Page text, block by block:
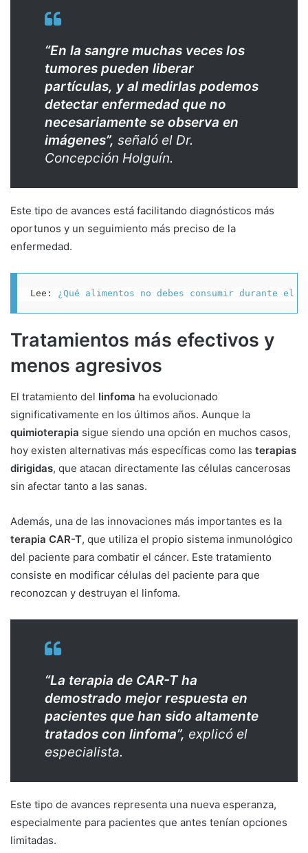
“En la sangre muchas veces los
tumores pueden liberar
partículas, y al medirlas podemos
detectar enfermedad que no
necesariamente se observa en
imágenes”, señaló el Dr.
Concepción Holguín.
Este tipo de avances está facilitando diagnósticos más
oportunos y un seguimiento más preciso de la
enfermedad.
Lee: ¿Qué alimentos no debes consumir durante el
Tratamientos más efectivos y
menos agresivos
El tratamiento del linfoma ha evolucionado
significativamente en los últimos años. Aunque la
quimioterapia sigue siendo una opción en muchos casos,
hoy existen alternativas más específicas como las terapias
dirigidas, que atacan directamente las células cancerosas
sin afectar tanto a las sanas.
Además, una de las innovaciones más importantes es la
terapia CAR-T, que utiliza el propio sistema inmunológico
del paciente para combatir el cáncer. Este tratamiento
consiste en modificar células del paciente para que
reconozcan y destruyan el linfoma.
“La terapia de CAR-T ha
demostrado mejor respuesta en
pacientes que han sido altamente
tratados con linfoma”, explicó el
especialista.
Este tipo de avances representa una nueva esperanza,
especialmente para pacientes que antes tenían opciones
limitadas.